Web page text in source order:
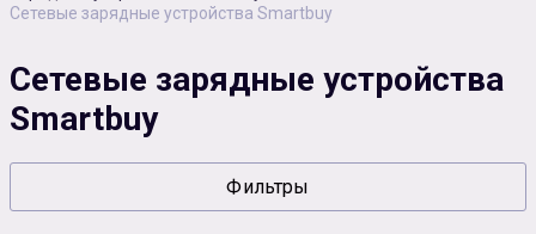
Батарейки Сублимация
Сетевые зарядные устройства Smartbuy
Сетевые зарядные устройства
Smartbuy
Фильтры